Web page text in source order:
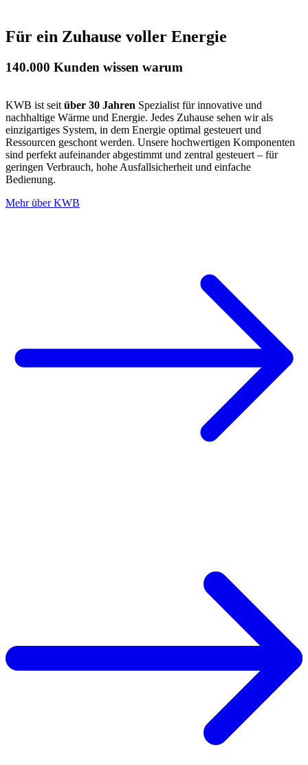
Für ein Zuhause voller Energie
140.000 Kunden wissen warum
KWB ist seit über 30 Jahren Spezialist für innovative und
nachhaltige Wärme und Energie. Jedes Zuhause sehen wir als
einzigartiges System, in dem Energie optimal gesteuert und
Ressourcen geschont werden. Unsere hochwertigen Komponenten
sind perfekt aufeinander abgestimmt und zentral gesteuert – für
geringen Verbrauch, hohe Ausfallsicherheit und einfache
Bedienung.
Mehr über KWB